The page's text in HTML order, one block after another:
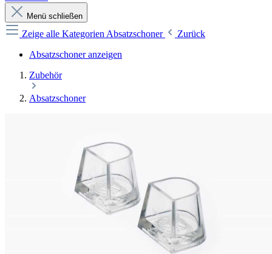
Menü schließen
Zeige alle Kategorien Absatzschoner
Zurück
Absatzschoner anzeigen
Zubehör
Absatzschoner